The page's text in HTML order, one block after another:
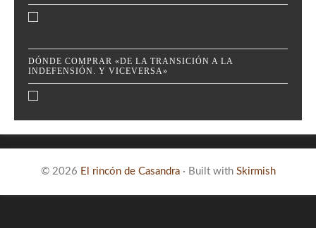
DÓNDE COMPRAR «DE LA TRANSICIÓN A LA
INDEFENSIÓN. Y VICEVERSA»
© 2026 El rincón de Casandra · Built with Skirmish